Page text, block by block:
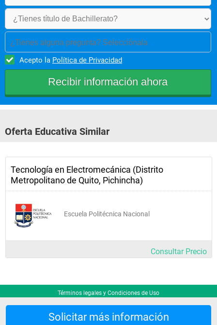
Solicitar más información
¿Tienes alguna pregunta? Selecciónala
Acepto la Política de Privacidad
Oferta Educativa Similar
Tecnología en Electromecánica (Distrito
Metropolitano de Quito, Pichincha)
Escuela Politécnica Nacional
Consultar Precio
Términos legales y Condiciones de Uso